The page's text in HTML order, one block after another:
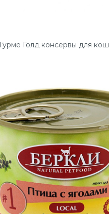
Гурме Голд консервы для